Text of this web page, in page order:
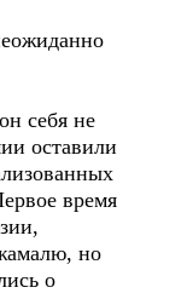
себя не
оставили
время
но
о